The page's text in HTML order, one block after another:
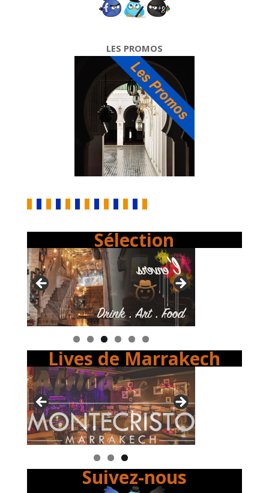
LES PROMOS
Sélection
Lives de Marrakech
Suivez-nous